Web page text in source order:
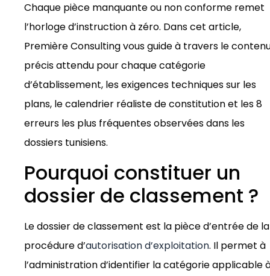
Chaque pièce manquante ou non conforme remet
l’horloge d’instruction à zéro. Dans cet article,
Première Consulting vous guide à travers le
précis attendu pour chaque catégorie
d’établissement, les exigences techniques sur les
plans, le calendrier réaliste de constitution et les 8
erreurs les plus fréquentes observées dans les
dossiers tunisiens.
Pourquoi constituer un
dossier de classement ?
Le dossier de classement est la pièce d’entrée de la
procédure d’autorisation d’exploitation. Il permet à
l’administration d’identifier la catégorie applicable